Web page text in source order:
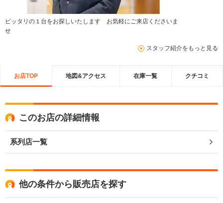
ピッタリの１台をお探しいたします お気軽にご来店くださいま
せ
スタッフ紹介をもっと見る
お店TOP 地図&アクセス 在庫一覧 クチコミ
このお店の詳細情報
系列店一覧
他の条件から販売店を探す